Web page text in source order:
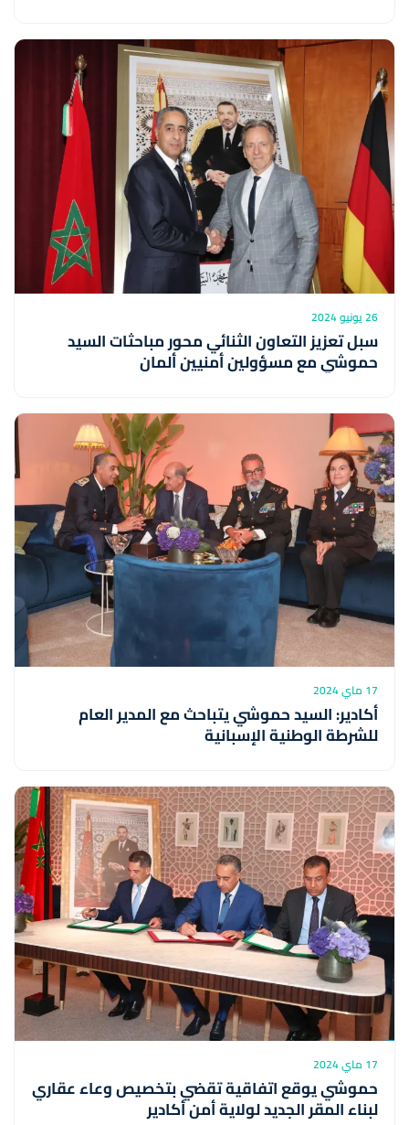
26 يونيو 2024
سبل تعزيز التعاون الثنائي محور مباحثات السيد
حموشي مع مسؤولين أمنيين ألمان
17 ماي 2024
أكادير: السيد حموشي يتباحث مع المدير العام
للشرطة الوطنية الإسبانية
17 ماي 2024
حموشي يوقع اتفاقية تقضي بتخصيص وعاء عقاري
لبناء المقر الجديد لولاية أمن أكادير